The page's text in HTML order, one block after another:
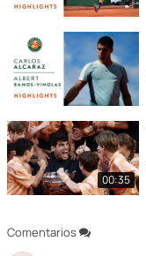
Comentarios
00:35